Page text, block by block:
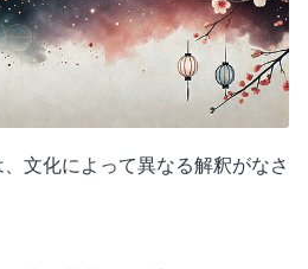
、文化によって異なる解釈がなさ